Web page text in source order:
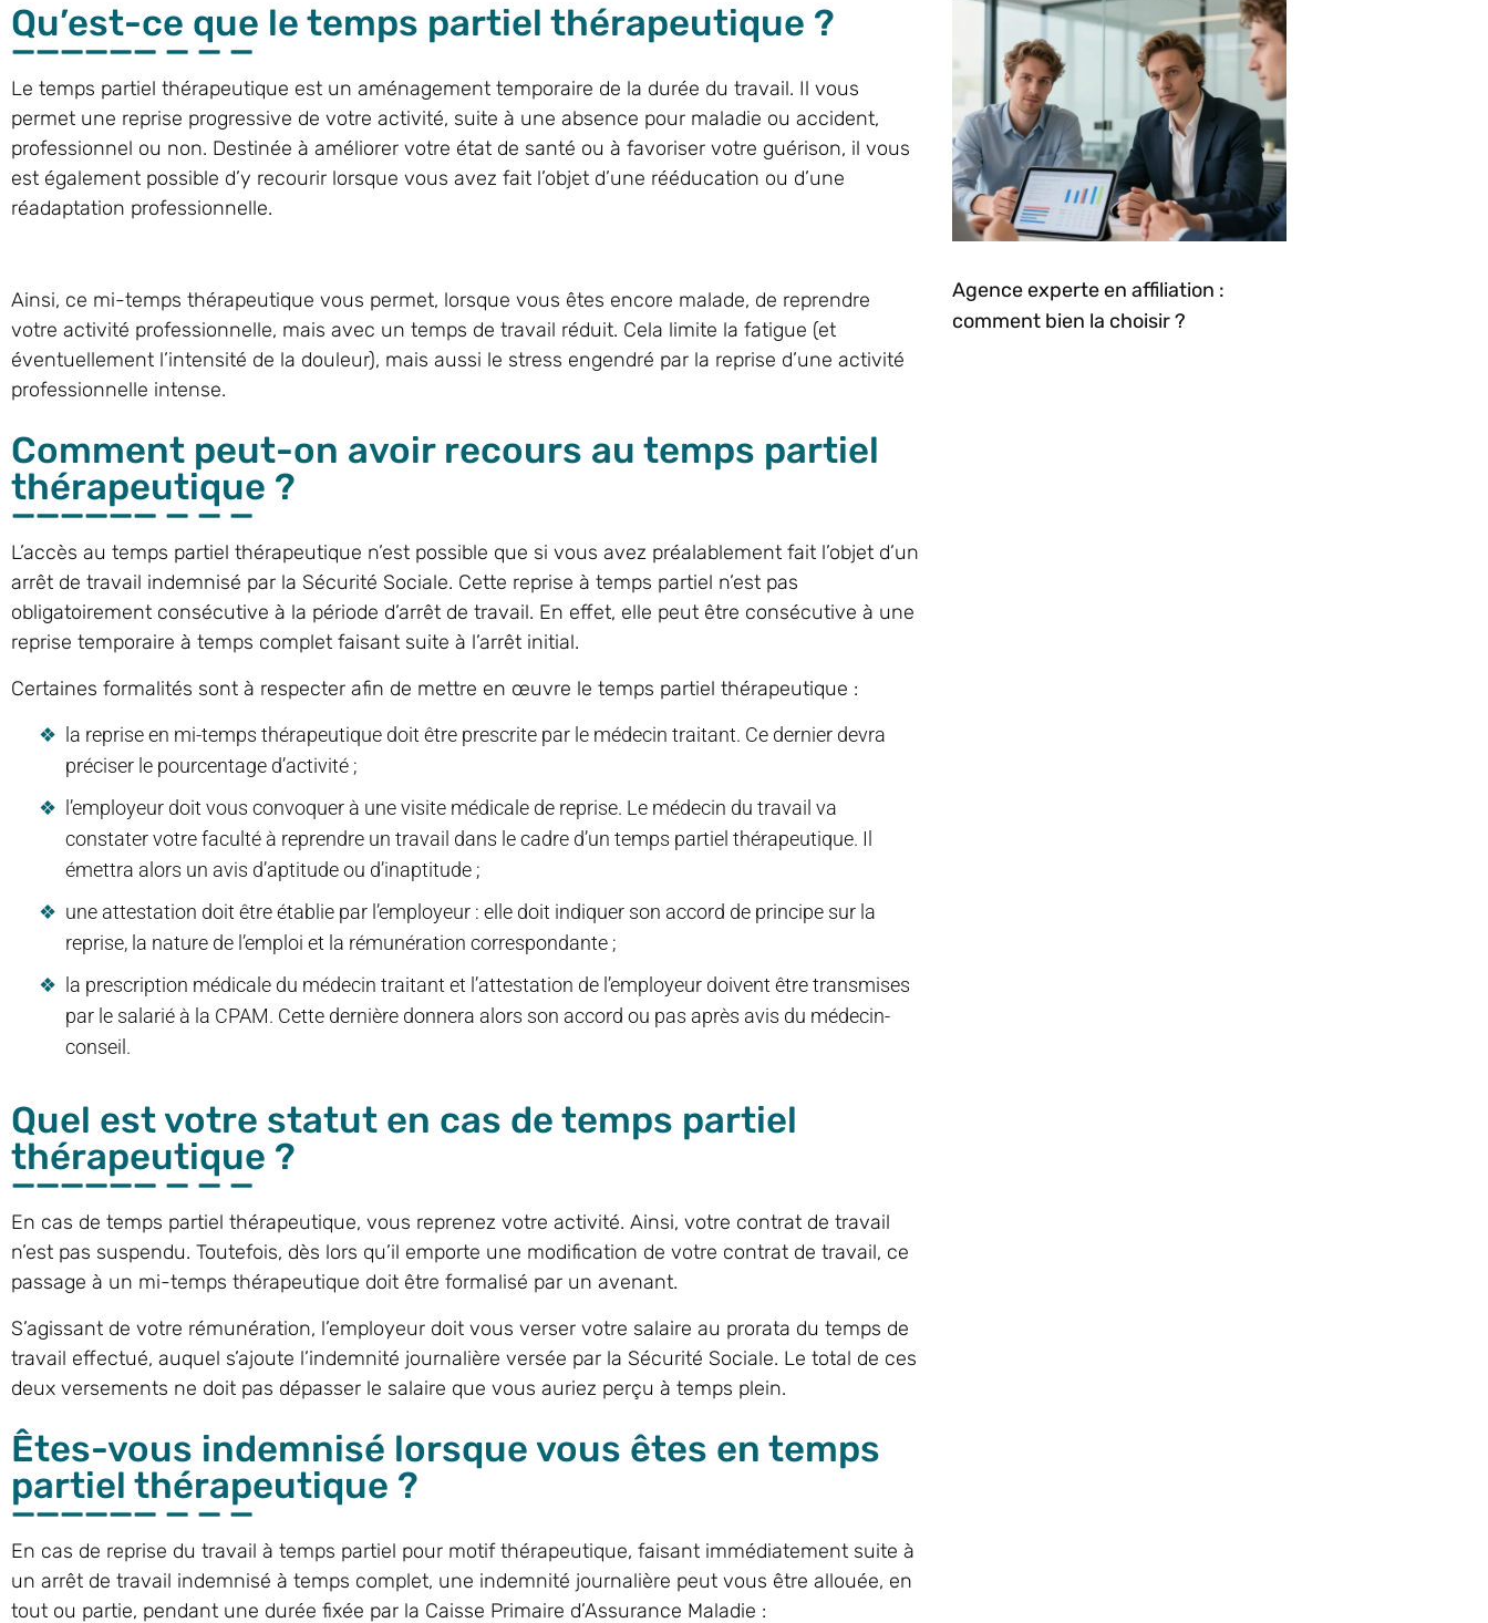
Qu’est-ce que le temps partiel thérapeutique ?
Le temps partiel thérapeutique est un aménagement temporaire de la durée du travail. Il vous
permet une reprise progressive de votre activité, suite à une absence pour maladie ou accident,
professionnel ou non. Destinée à améliorer votre état de santé ou à favoriser votre guérison, il vous
est également possible d’y recourir lorsque vous avez fait l’objet d’une rééducation ou d’une
réadaptation professionnelle.
Ainsi, ce mi-temps thérapeutique vous permet, lorsque vous êtes encore malade, de reprendre
votre activité professionnelle, mais avec un temps de travail réduit. Cela limite la fatigue (et
éventuellement l’intensité de la douleur), mais aussi le stress engendré par la reprise d’une activité
professionnelle intense.
Comment peut-on avoir recours au temps partiel
thérapeutique ?
L’accès au temps partiel thérapeutique n’est possible que si vous avez préalablement fait l’objet d’un
arrêt de travail indemnisé par la Sécurité Sociale. Cette reprise à temps partiel n’est pas
obligatoirement consécutive à la période d’arrêt de travail. En effet, elle peut être consécutive à une
reprise temporaire à temps complet faisant suite à l’arrêt initial.
Certaines formalités sont à respecter afin de mettre en œuvre le temps partiel thérapeutique :
la reprise en mi-temps thérapeutique doit être prescrite par le médecin traitant. Ce dernier devra
préciser le pourcentage d’activité ;
l’employeur doit vous convoquer à une visite médicale de reprise. Le médecin du travail va
constater votre faculté à reprendre un travail dans le cadre d’un temps partiel thérapeutique. Il
émettra alors un avis d’aptitude ou d’inaptitude ;
une attestation doit être établie par l’employeur : elle doit indiquer son accord de principe sur la
reprise, la nature de l’emploi et la rémunération correspondante ;
la prescription médicale du médecin traitant et l’attestation de l’employeur doivent être transmises
par le salarié à la CPAM. Cette dernière donnera alors son accord ou pas après avis du médecin-
conseil.
Quel est votre statut en cas de temps partiel
thérapeutique ?
En cas de temps partiel thérapeutique, vous reprenez votre activité. Ainsi, votre contrat de travail
n’est pas suspendu. Toutefois, dès lors qu’il emporte une modification de votre contrat de travail, ce
passage à un mi-temps thérapeutique doit être formalisé par un avenant.
S’agissant de votre rémunération, l’employeur doit vous verser votre salaire au prorata du temps de
travail effectué, auquel s’ajoute l’indemnité journalière versée par la Sécurité Sociale. Le total de ces
deux versements ne doit pas dépasser le salaire que vous auriez perçu à temps plein.
Êtes-vous indemnisé lorsque vous êtes en temps
partiel thérapeutique ?
En cas de reprise du travail à temps partiel pour motif thérapeutique, faisant immédiatement suite à
un arrêt de travail indemnisé à temps complet, une indemnité journalière peut vous être allouée, en
tout ou partie, pendant une durée fixée par la Caisse Primaire d’Assurance Maladie :
Agence experte en affiliation :
comment bien la choisir ?